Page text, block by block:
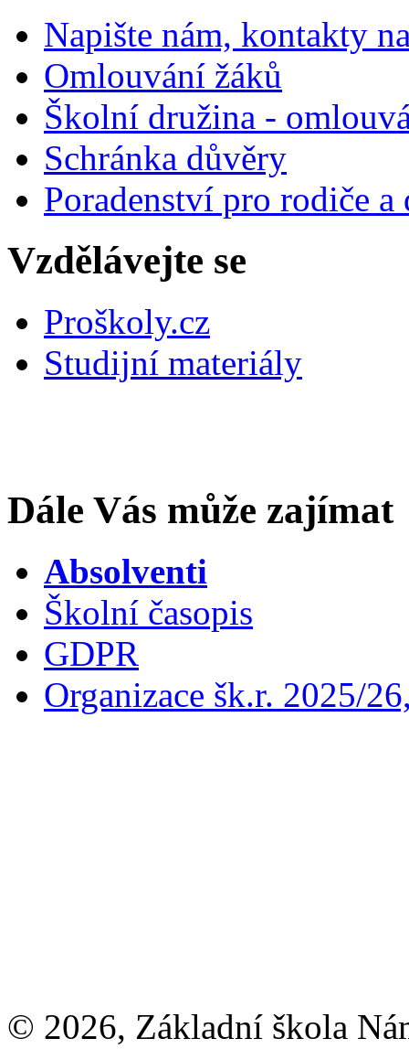
Napište nám, kontakty
Omlouvání žáků
Školní družina -
Schránka důvěry
Poradenství pro rodiče
Vzdělávejte se
Proškoly.cz
Studijní materiály
Dále Vás může zajímat
Absolventi
Školní časopis
GDPR
Organizace šk.r. 2025/
© 2026, Základní škola